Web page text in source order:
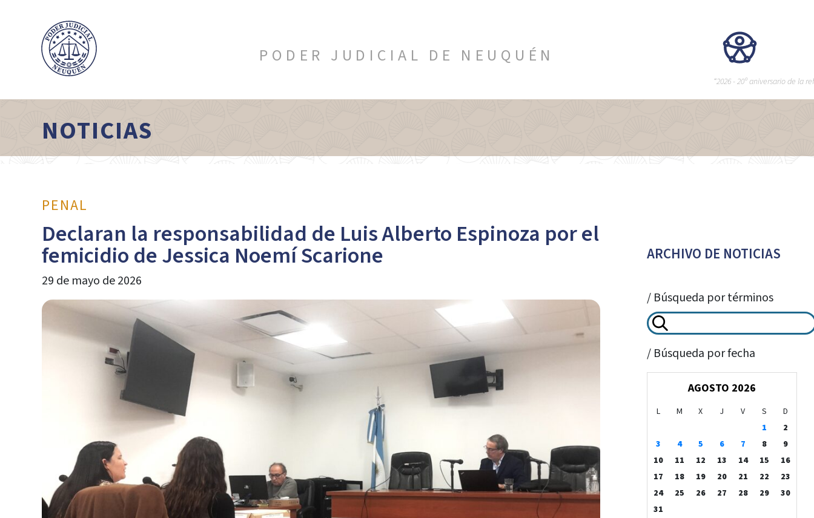
PODER JUDICIAL DE NEUQUÉN
“2026 - 20º aniversario de la
NOTICIAS
PENAL
Declaran la responsabilidad de Luis Alberto Espinoza por el
femicidio de Jessica Noemí Scarione
29 de mayo de 2026
ARCHIVO DE NOTICIAS
/ Búsqueda por términos
/ Búsqueda por fecha
AGOSTO 2026
L M X J V S
D
1
2
3
4 5 6 7 8
9
10
11 12 13 14 15
16
17
18 19 20 21 22
23
24
25 26 27 28 29
30
31